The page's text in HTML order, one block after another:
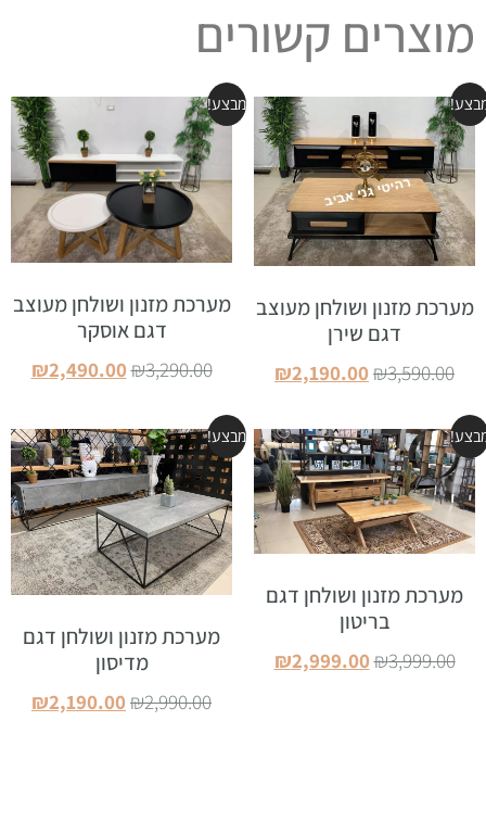
מוצרים קשורים
מערכת מזנון ושולחן מעוצב
דגם שירן
₪3,590.00
₪2,190.00
מבצע!
מערכת מזנון ושולחן מעוצב
דגם אוסקר
₪3,290.00
₪2,490.00
מערכת מזנון ושולחן דגם
בריטון
₪3,999.00
₪2,999.00
מבצע!
מערכת מזנון ושולחן דגם
מדיסון
₪2,990.00
₪2,190.00